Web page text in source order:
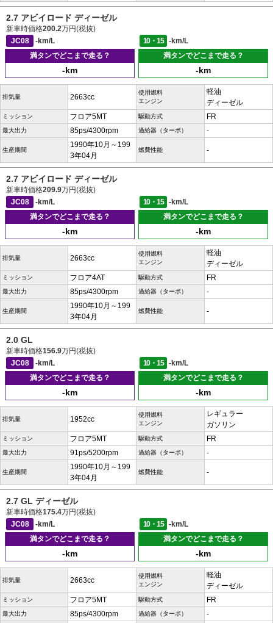
2.7 アビイロード ディーゼル
新車時価格200.2万円(税抜)
JC08
-km/L 10・15
-km/L
満タンでどこまで走る？
-km
満タンでどこまで走る？
-km
排気量 2663cc
使用燃料
エンジン
軽油
ディーゼル
ミッション フロア5MT 駆動方式 FR
最大出力 85ps/4300rpm 過給器（ターボ） -
生産期間
1990年10月～199
3年04月
燃費性能 -
2.7 アビイロード ディーゼル
新車時価格209.9万円(税抜)
JC08
-km/L 10・15
-km/L
満タンでどこまで走る？
-km
満タンでどこまで走る？
-km
排気量 2663cc
使用燃料
エンジン
軽油
ディーゼル
ミッション フロア4AT 駆動方式 FR
最大出力 85ps/4300rpm 過給器（ターボ） -
生産期間
1990年10月～199
3年04月
燃費性能 -
2.0 GL
新車時価格156.9万円(税抜)
JC08
-km/L 10・15
-km/L
満タンでどこまで走る？
-km
満タンでどこまで走る？
-km
排気量 1952cc
使用燃料
エンジン
レギュラー
ガソリン
ミッション フロア5MT 駆動方式 FR
最大出力 91ps/5200rpm 過給器（ターボ） -
生産期間
1990年10月～199
3年04月
燃費性能 -
2.7 GL ディーゼル
新車時価格175.4万円(税抜)
JC08
-km/L 10・15
-km/L
満タンでどこまで走る？
-km
満タンでどこまで走る？
-km
排気量 2663cc
使用燃料
エンジン
軽油
ディーゼル
ミッション フロア5MT 駆動方式 FR
最大出力 85ps/4300rpm 過給器（ターボ） -